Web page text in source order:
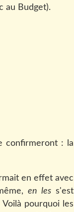
au Budget).
confirmeront : la
en effet avec
en les s'est
pourquoi les